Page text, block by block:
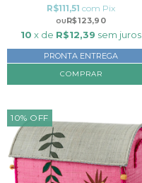
R$123,90
R$111,51 com Pix
10 x de R$12,39 sem juros
PRONTA ENTREGA
10% OFF